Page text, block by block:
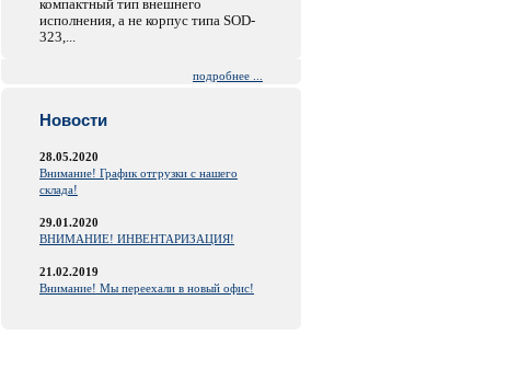
компактный тип внешнего
исполнения, а не корпус типа SOD-
323,...
подробнее ...
Новости
28.05.2020
Внимание! График отгрузки с нашего
склада!
29.01.2020
ВНИМАНИЕ! ИНВЕНТАРИЗАЦИЯ!
21.02.2019
Внимание! Мы переехали в новый офис!